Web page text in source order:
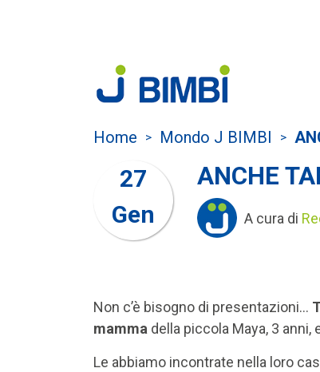
Home > Mondo J BIMBI >
27
Gen
ANCHE
A cura di
Non c’è bisogno di presentazioni…
mamma della piccola Maya, 3
Le abbiamo incontrate nella loro